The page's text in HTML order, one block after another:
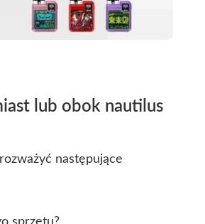
lub obok nautilus
następujące